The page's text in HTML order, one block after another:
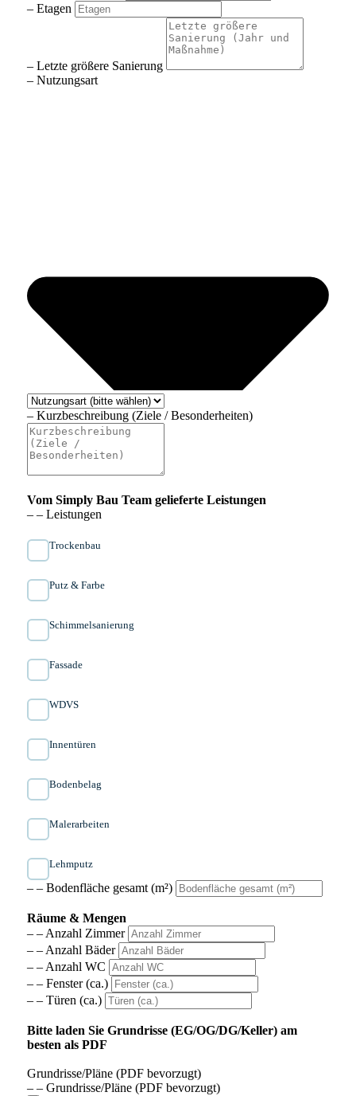
– Etagen
– Letzte größere Sanierung
– Nutzungsart
– Kurzbeschreibung (Ziele / Besonderheiten)
Vom Simply Bau Team gelieferte Leistungen
– – Leistungen
Trockenbau
Putz & Farbe
Schimmelsanierung
Fassade
WDVS
Innen­türen
Bodenbelag
Malerarbeiten
Lehmputz
– – Bodenfläche gesamt (m²)
Räume & Mengen
– – Anzahl Zimmer
– – Anzahl Bäder
– – Anzahl WC
– – Fenster (ca.)
– – Türen (ca.)
Bitte laden Sie Grundrisse (EG/OG/DG/Keller) am
besten als PDF
Grundrisse/Pläne (PDF bevorzugt)
– – Grundrisse/Pläne (PDF bevorzugt)